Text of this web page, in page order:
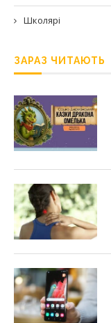
Школярі
ЗАРАЗ ЧИТАЮТЬ